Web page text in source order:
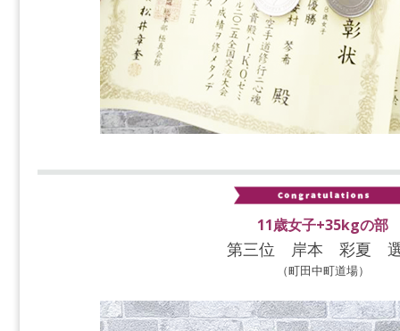
11歳女子+35kgの部
第三位 岸本 彩夏
（町田中町道場）